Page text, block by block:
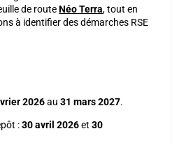
de routeNéo Terra, tout en
à identifier des démarches RSE
2026au31 mars 2027.
:30 avril 2026et30